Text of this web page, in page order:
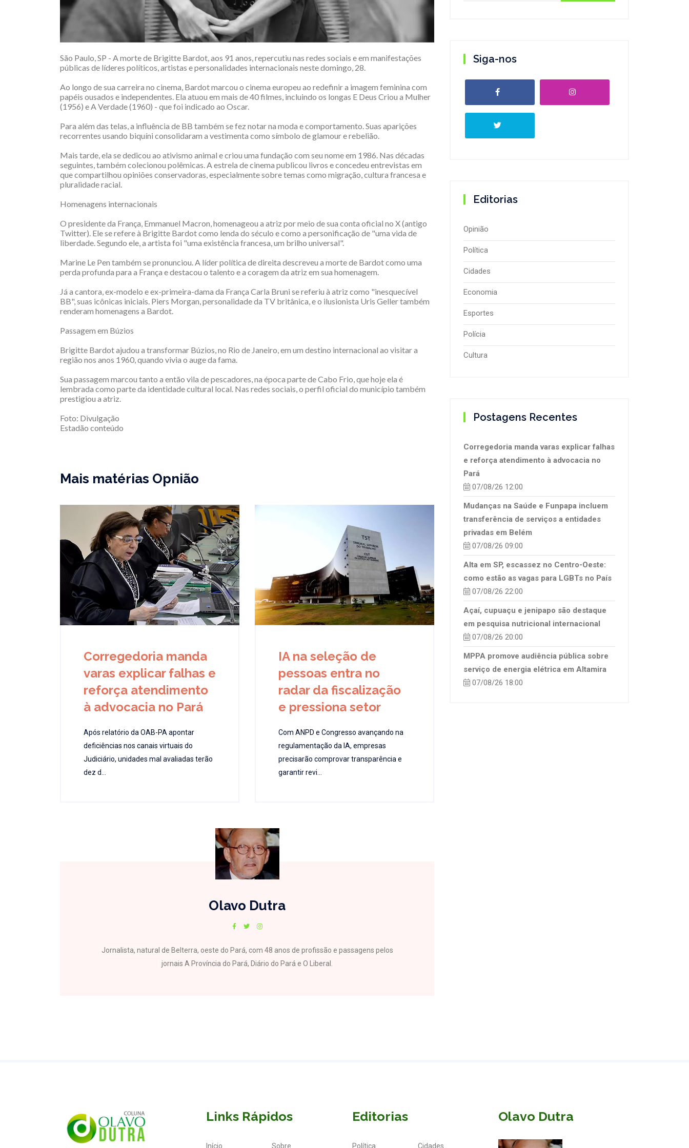
São Paulo, SP - A morte de Brigitte Bardot, aos 91 anos, repercutiu nas redes sociais e em manifestações
públicas de líderes políticos, artistas e personalidades internacionais neste domingo, 28.
Ao longo de sua carreira no cinema, Bardot marcou o cinema europeu ao redefinir a imagem feminina com
papéis ousados e independentes. Ela atuou em mais de 40 filmes, incluindo os longas E Deus Criou a Mulher
(1956) e A Verdade (1960) - que foi indicado ao Oscar.
Para além das telas, a influência de BB também se fez notar na moda e comportamento. Suas aparições
recorrentes usando biquíni consolidaram a vestimenta como símbolo de glamour e rebelião.
Mais tarde, ela se dedicou ao ativismo animal e criou uma fundação com seu nome em 1986. Nas décadas
seguintes, também colecionou polêmicas. A estrela de cinema publicou livros e concedeu entrevistas em
que compartilhou opiniões conservadoras, especialmente sobre temas como migração, cultura francesa e
pluralidade racial.
Homenagens internacionais
O presidente da França, Emmanuel Macron, homenageou a atriz por meio de sua conta oficial no X (antigo
Twitter). Ele se refere à Brigitte Bardot como lenda do século e como a personificação de "uma vida de
liberdade. Segundo ele, a artista foi "uma existência francesa, um brilho universal".
Marine Le Pen também se pronunciou. A líder política de direita descreveu a morte de Bardot como uma
perda profunda para a França e destacou o talento e a coragem da atriz em sua homenagem.
Já a cantora, ex-modelo e ex-primeira-dama da França Carla Bruni se referiu à atriz como "inesquecível
BB", suas icônicas iniciais. Piers Morgan, personalidade da TV britânica, e o ilusionista Uris Geller também
renderam homenagens a Bardot.
Passagem em Búzios
Brigitte Bardot ajudou a transformar Búzios, no Rio de Janeiro, em um destino internacional ao visitar a
região nos anos 1960, quando vivia o auge da fama.
Sua passagem marcou tanto a então vila de pescadores, na época parte de Cabo Frio, que hoje ela é
lembrada como parte da identidade cultural local. Nas redes sociais, o perfil oficial do município também
prestigiou a atriz.
Foto: Divulgação
Estadão conteúdo
Mais matérias Opnião
Corregedoria manda
varas explicar falhas e
reforça atendimento
à advocacia no Pará
Após relatório da OAB-PA apontar
deficiências nos canais virtuais do
Judiciário, unidades mal avaliadas terão
dez d...
IA na seleção de
pessoas entra no
radar da fiscalização
e pressiona setor
Com ANPD e Congresso avançando na
regulamentação da IA, empresas
precisarão comprovar transparência e
garantir revi...
Olavo Dutra
Jornalista, natural de Belterra, oeste do Pará, com 48 anos de profissão e passagens pelos
jornais A Província do Pará, Diário do Pará e O Liberal.
Siga-nos
Editorias
Opinião
Política
Cidades
Economia
Esportes
Polícia
Cultura
Postagens Recentes
Corregedoria manda varas explicar falhas
e reforça atendimento à advocacia no
Pará
07/08/26 12:00
Mudanças na Saúde e Funpapa incluem
transferência de serviços a entidades
privadas em Belém
07/08/26 09:00
Alta em SP, escassez no Centro-Oeste:
como estão as vagas para LGBTs no País
07/08/26 22:00
Açaí, cupuaçu e jenipapo são destaque
em pesquisa nutricional internacional
07/08/26 20:00
MPPA promove audiência pública sobre
serviço de energia elétrica em Altamira
07/08/26 18:00
Links Rápidos
Início Sobre
Editorias
Política Cidades
Olavo Dutra